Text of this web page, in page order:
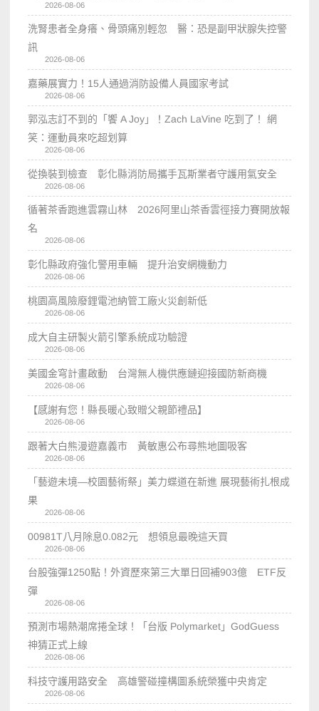
2026-08-06
洗腎患者全身癢、骨頭痛別輕忽 醫：恐是副甲狀腺失控警
訊
2026-08-06
嘉藥展實力！15人通過消防設備人員國家考試
2026-08-06
郭泓志訂不到的「饗 A Joy」！Zach LaVine 吃到了！ 網
笑：運動員來吃超划算
2026-08-06
從換裝到檢查 彰化縣消防局攜手瓦斯業者守護用氣安全
2026-08-06
循著茶香跑進雲霧山林 2026阿里山茶香雲徑接力賽開放報
名
2026-08-06
彰化縣政府強化警用車輛 提升治安網機動力
2026-08-06
桃園高風險廢鋰電池納管工廠火災創新低
2026-08-06
成大自主研製火箭引擎系統成功驗證
2026-08-06
美國金穹計畫啟動 台灣無人機供應鏈迎接國防新商機
2026-08-06
【感謝有您！縣長暖心致贈父親節禮品】
2026-08-06
跟著大白熊漫遊嘉義市 黃敏惠公布尋熊地圖吸客
2026-08-06
「藝遊未境—校園藝術祭」美力蝶道在新進 展現藝術扎根成
果
2026-08-06
00981T八月除息0.082元 想領息最晚這天買
2026-08-06
台股強彈1250點！外資歷來第三大單日回補903億 ETF反
彈
2026-08-06
預測市場熱潮席捲全球！「台版 Polymarket」GodGuess
神猜正式上線
2026-08-06
科技守護用路安全 高雄警碰撞構圖系統榮獲中央肯定
2026-08-06